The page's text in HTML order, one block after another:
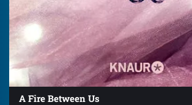
A Fire Between Us